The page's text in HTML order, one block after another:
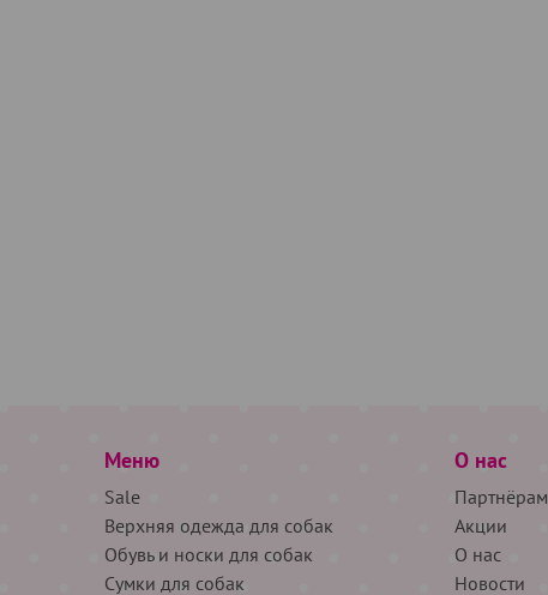
Меню
Sale
Верхняя одежда для собак
Обувь и носки для собак
Сумки для собак
О нас
Партнёрам
Акции
О нас
Новости